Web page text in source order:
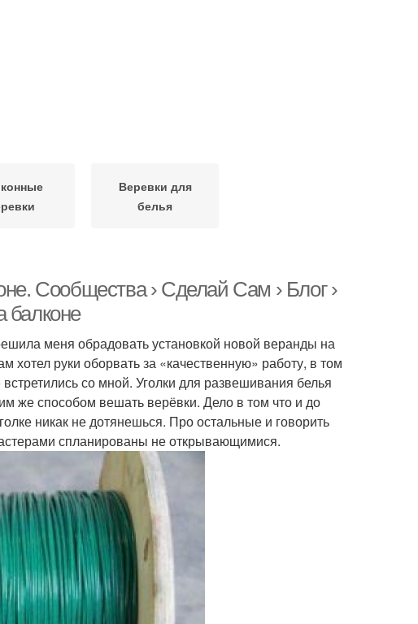
Веревки для
белья
Сообщества › Сделай Сам › Блог ›
балконе
меня обрадовать установкой новой веранды на
руки оборвать за «качественную» работу, в том
со мной. Уголки для развешивания белья
же способом вешать верёвки. Дело в том что и до
никак не дотянешься. Про остальные и говорить
спланированы не открывающимися.